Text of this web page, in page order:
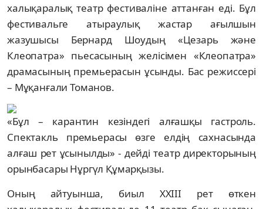
халықаралық театр фестиваліне аттанған еді. Бұл
фестивальге атыраулық жастар ағылшын
жазушысы Бернард Шоудың «Цезарь және
Клеопатра» пьесасының желісімен «Клеопатра»
драмасының премьерасын ұсынды. Бас режиссері
– Мұқанғали Томанов.
«Бұл – карантин кезіндегі алғашқы гастроль.
Спектакль премьерасы өзге елдің сахнасында
алғаш рет ұсынылды» - дейді театр директорының
орынбасары Нұргүл Құмарқызы.
Оның айтуынша, биыл ХХІІІ рет өткен